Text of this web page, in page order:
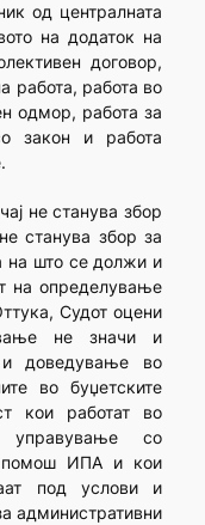
од централната
на додаток на
договор,
работа, работа во
одмор, работа за
закон и работа
не станува збор
станува збор за
на што се должи и
на определување
Судот оцени
не значи и
и доведување во
во буџетските
кои работат во
управување со
помош ИПА и кои
под услови и
административни